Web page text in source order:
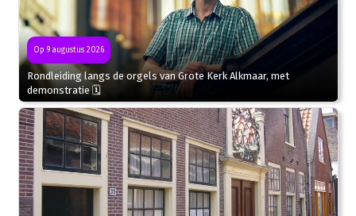
Op 9 augustus 2026
Rondleiding langs de orgels van Grote Kerk Alkmaar, met
demonstratie 🗓